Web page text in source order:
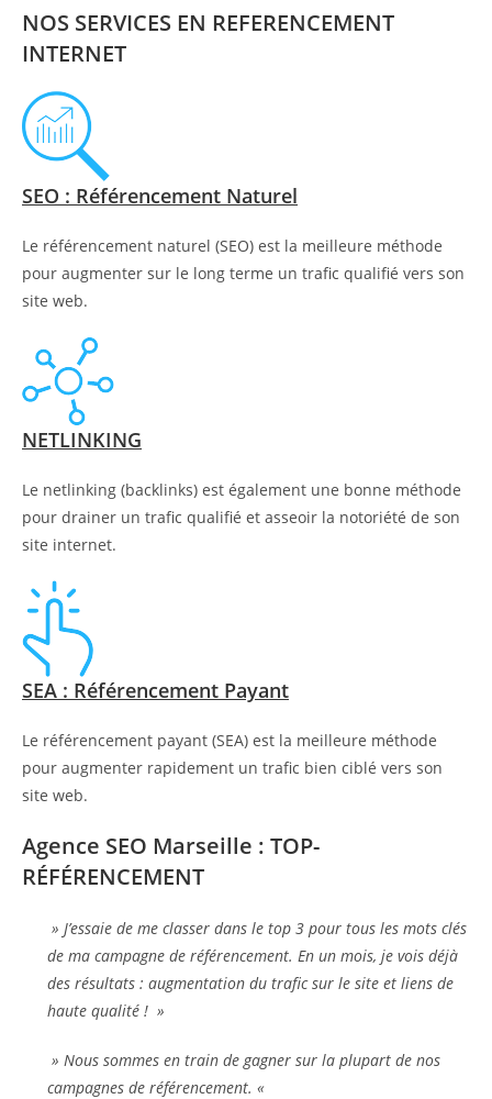
NOS SERVICES EN REFERENCEMENT
INTERNET
SEO : Référencement Naturel
Le référencement naturel (SEO) est la meilleure méthode
pour augmenter sur le long terme un trafic qualifié vers son
site web.
NETLINKING
Le netlinking (backlinks) est également une bonne méthode
pour drainer un trafic qualifié et asseoir la notoriété de son
site internet.
SEA : Référencement Payant
Le référencement payant (SEA) est la meilleure méthode
pour augmenter rapidement un trafic bien ciblé vers son
site web.
Agence SEO Marseille : TOP-
RÉFÉRENCEMENT
» J’essaie de me classer dans le top 3 pour tous les mots clés
de ma campagne de référencement. En un mois, je vois déjà
des résultats : augmentation du trafic sur le site et liens de
haute qualité ! »
» Nous sommes en train de gagner sur la plupart de nos
campagnes de référencement. «